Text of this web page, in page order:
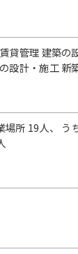
貸管理 建築の
設計・施工 新
場所 19人、 う